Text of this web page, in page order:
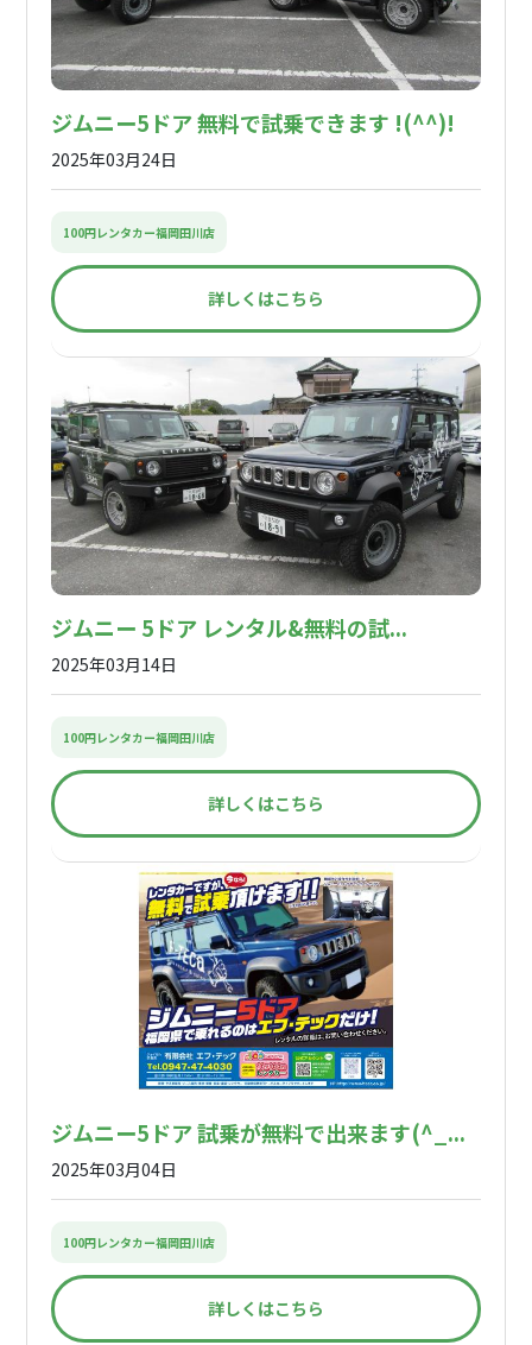
ジムニー5ドア 無料で試乗できます !(^^)!
2025年03月24日
100円レンタカー福岡田川店
詳しくはこちら
ジムニー 5ドア レンタル&無料の試...
2025年03月14日
100円レンタカー福岡田川店
詳しくはこちら
ジムニー5ドア 試乗が無料で出来ます(^_...
2025年03月04日
100円レンタカー福岡田川店
詳しくはこちら